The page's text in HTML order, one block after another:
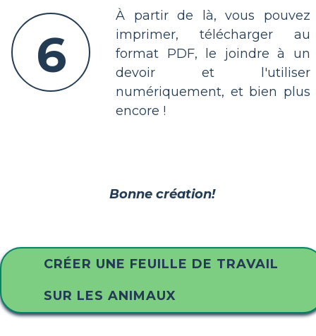
6
À partir de là, vous pouvez
imprimer, télécharger au
format PDF, le joindre à un
devoir et l'utiliser
numériquement, et bien plus
encore !
Bonne création!
CRÉER UNE FEUILLE DE TRAVAIL
SUR LES ANIMAUX